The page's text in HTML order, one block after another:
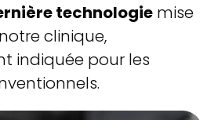
technologie mise
clinique,
indiquée pour les